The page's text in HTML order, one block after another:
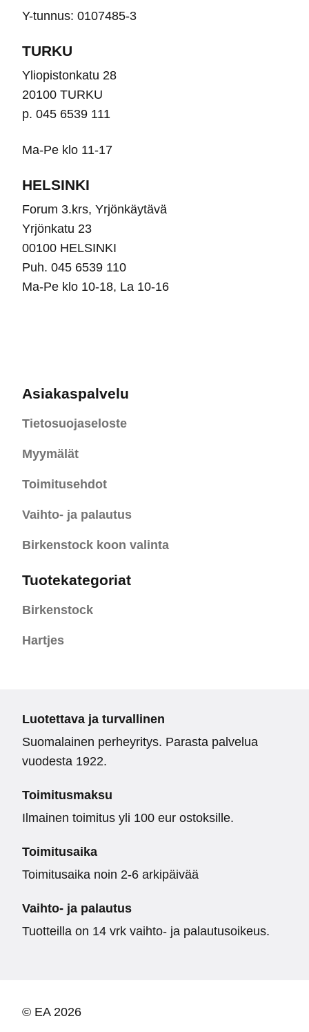
Y-tunnus: 0107485-3
TURKU
Yliopistonkatu 28
20100 TURKU
p. 045 6539 111
Ma-Pe klo 11-17
HELSINKI
Forum 3.krs, Yrjönkäytävä
Yrjönkatu 23
00100 HELSINKI
Puh. 045 6539 110
Ma-Pe klo 10-18, La 10-16
Asiakaspalvelu
Tietosuojaseloste
Myymälät
Toimitusehdot
Vaihto- ja palautus
Birkenstock koon valinta
Tuotekategoriat
Birkenstock
Hartjes
Luotettava ja turvallinen
Suomalainen perheyritys. Parasta palvelua
vuodesta 1922.
Toimitusmaksu
Ilmainen toimitus yli 100 eur ostoksille.
Toimitusaika
Toimitusaika noin 2-6 arkipäivää
Vaihto- ja palautus
Tuotteilla on 14 vrk vaihto- ja palautusoikeus.
© EA 2026